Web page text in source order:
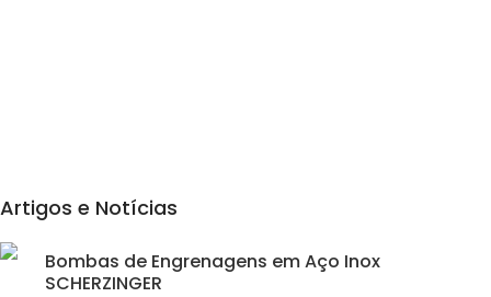
Artigos e Notícias
Bombas de Engrenagens em Aço Inox
SCHERZINGER